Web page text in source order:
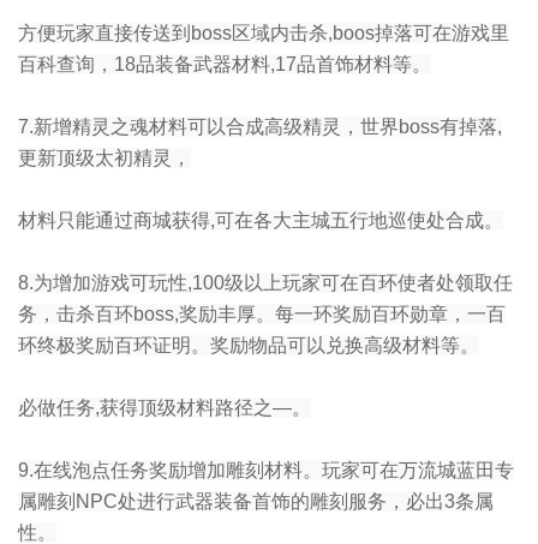
方便玩家直接传送到boss区域内击杀,boos掉落可在游戏里
百科查询，18品装备武器材料,17品首饰材料等。
7.新增精灵之魂材料可以合成高级精灵，世界boss有掉落,
更新顶级太初精灵，
材料只能通过商城获得,可在各大主城五行地巡使处合成。
8.为增加游戏可玩性,100级以上玩家可在百环使者处领取任
务，击杀百环boss,奖励丰厚。每一环奖励百环勋章，一百
环终极奖励百环证明。奖励物品可以兑换高级材料等。
必做任务,获得顶级材料路径之—。
9.在线泡点任务奖励增加雕刻材料。玩家可在万流城蓝田专
属雕刻NPC处进行武器装备首饰的雕刻服务，必出3条属
性。